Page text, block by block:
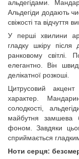
альдегідами.
Альдегіди додають
свіжості та відчуття
У перші хвилини
гладку шкіру після
ранковому світлі.
елегантно. Він
делікатної розкоші.
Цитрусовий
характер.
солодкості,
майбутня замшева
фоном. Завдяки
сприймається
Ноти серця: